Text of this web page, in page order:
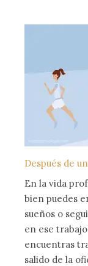
Después de
En la vida
bien puedes
sueños o
en ese
encuentras
salido de la